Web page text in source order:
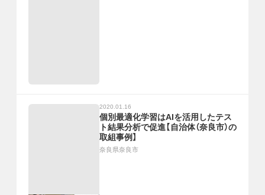
2020.01.16
個別最適化学習はAIを活用したテス
ト結果分析で促進【自治体（奈良市）の
取組事例】
奈良県奈良市